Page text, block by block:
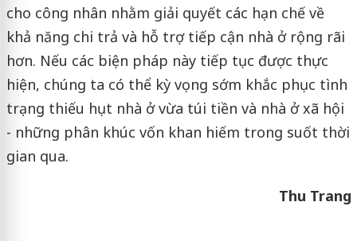
cho công nhân nhằm giải quyết các hạn chế về
khả năng chi trả và hỗ trợ tiếp cận nhà ở rộng rãi
hơn. Nếu các biện pháp này tiếp tục được thực
hiện, chúng ta có thể kỳ vọng sớm khắc phục tình
trạng thiếu hụt nhà ở vừa túi tiền và nhà ở xã hội
- những phân khúc vốn khan hiếm trong suốt thời
gian qua.
Thu Trang